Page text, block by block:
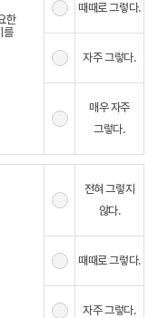
한
를
때때로 그렇다.
자주 그렇다.
매우 자주
그렇다.
전혀 그렇지
않다.
때때로 그렇다.
자주 그렇다.